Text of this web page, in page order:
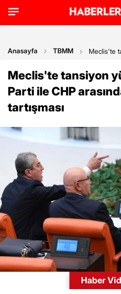
Anasayfa TBMM Meclis'te
Meclis'te tansiyon
Parti ile CHP
tartışması
Haber